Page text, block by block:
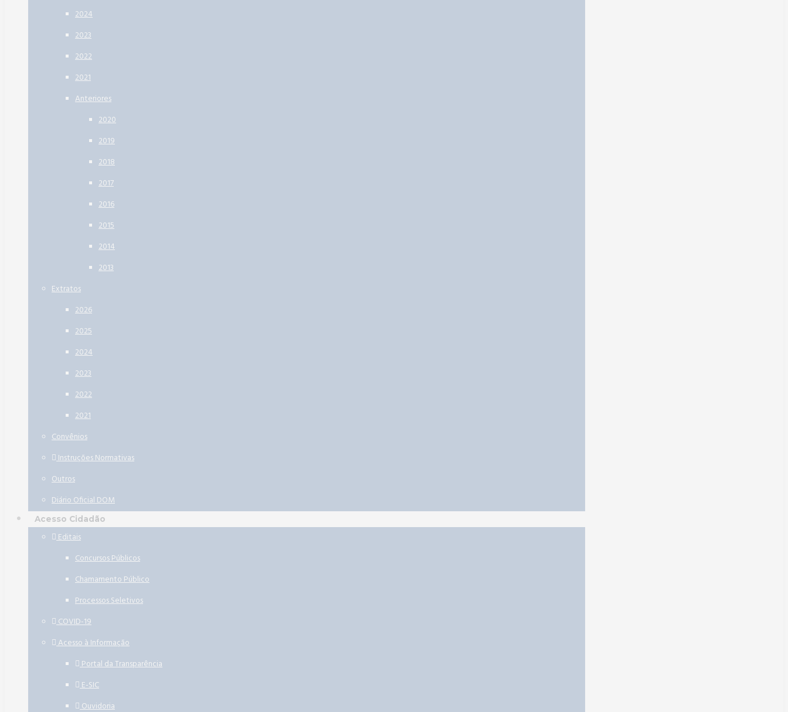
2024
2023
2022
2021
Anteriores
2020
2019
2018
2017
2016
2015
2014
2013
Extratos
2026
2025
2024
2023
2022
2021
Convênios
Instruções Normativas
Outros
Diário Oficial DOM
Acesso Cidadão
Editais
Concursos Públicos
Chamamento Público
Processos Seletivos
COVID-19
Acesso à Informação
Portal da Transparência
E-SIC
Ouvidoria